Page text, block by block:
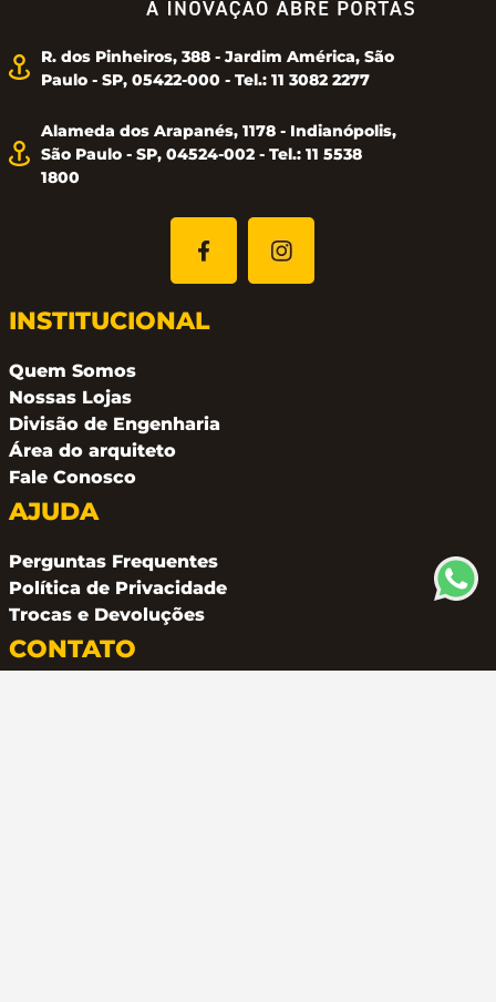
R. dos Pinheiros, 388 - Jardim América, São
Paulo - SP, 05422-000 - Tel.: 11 3082 2277
Alameda dos Arapanés, 1178 - Indianópolis,
São Paulo - SP, 04524-002 - Tel.: 11 5538
1800
INSTITUCIONAL
Quem Somos
Nossas Lojas
Divisão de Engenharia
Área do arquiteto
Fale Conosco
AJUDA
Perguntas Frequentes
Política de Privacidade
Trocas e Devoluções
CONTATO